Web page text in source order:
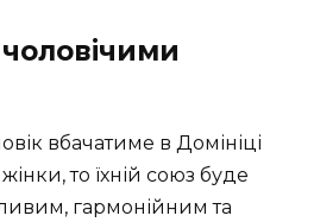
чоловічими
вбачатиме в Домініці
то їхній союз буде
гармонійним та